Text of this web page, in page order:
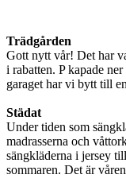
Trädgården
Gott nytt vår! Det har
i rabatten. P kapade
garaget har vi bytt till
Städat
Under tiden som
madrasserna och
sängkläderna i jersey
sommaren. Det är